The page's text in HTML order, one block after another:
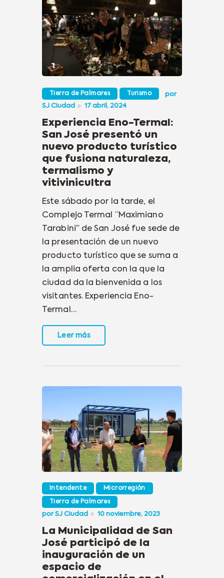
Tierra de Palmares Turismo
por
SJ Ciudad
17 abril, 2024
Experiencia Eno-Termal:
San José presentó un
nuevo producto turístico
que fusiona naturaleza,
termalismo y
vitivinicultra
Este sábado por la tarde, el
Complejo Termal “Maximiano
Tarabini” de San José fue sede de
la presentación de un nuevo
producto turístico que se suma a
la amplia oferta con la que la
ciudad da la bienvenida a los
visitantes. Experiencia Eno-
Termal…
Leer más
Intendente Microrregión
Tierra de Palmares
porSJ Ciudad 10 noviembre, 2023
La Municipalidad de San
José participó de la
inauguración de un
espacio de